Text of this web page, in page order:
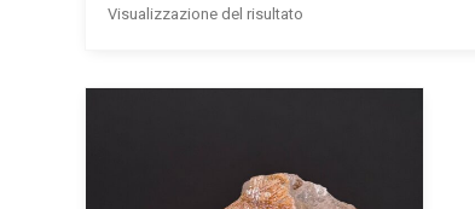
Visualizzazione del risultato